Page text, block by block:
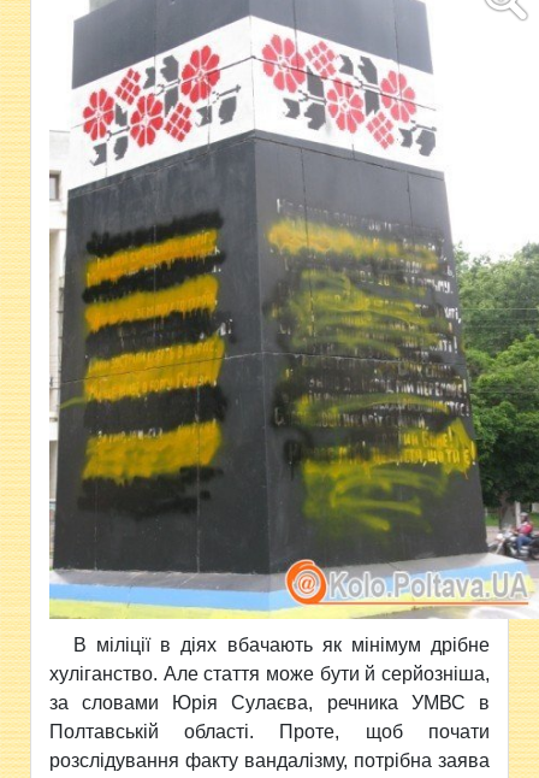
В міліції в діях вбачають як мінімум дрібне
хуліганство. Але стаття може бути й серйозніша,
за словами Юрія Сулаєва, речника УМВС в
Полтавській області. Проте, щоб почати
розслідування факту вандалізму, потрібна заява